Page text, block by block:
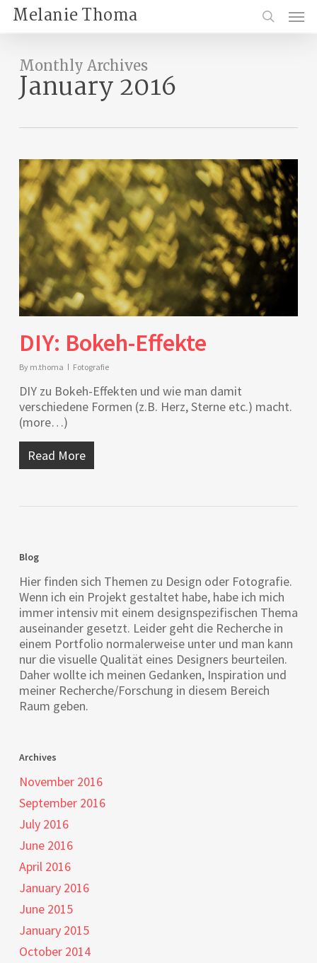
Skip
main
Melanie Thoma
search
Menu
Monthly Archives
January 2016
DIY: Bokeh-Effekte
By m.thoma Fotografie
DIY zu Bokeh-Effekten und wie man damit
verschiedene Formen (z.B. Herz, Sterne etc.) macht.
(more…)
Read More
Blog
Hier finden sich Themen zu Design oder Fotografie.
Wenn ich ein Projekt gestaltet habe, habe ich mich
immer intensiv mit einem designspezifischen Thema
auseinander gesetzt. Leider geht die Recherche in
einem Portfolio normalerweise unter und man kann
nur die visuelle Qualität eines Designers beurteilen.
Daher wollte ich meinen Gedanken, Inspiration und
meiner Recherche/Forschung in diesem Bereich
Raum geben.
Archives
November 2016
September 2016
July 2016
June 2016
April 2016
January 2016
June 2015
January 2015
October 2014